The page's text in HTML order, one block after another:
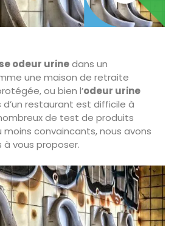
odeur urinedans un
une maison de retraite
ou bien l’odeur urine
restaurant est difficile à
de test de produits
moins convaincants, nous avons
vous proposer.